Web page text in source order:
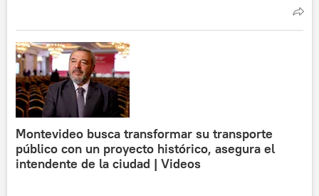
Montevideo busca transformar su transporte
público con un proyecto histórico, asegura el
intendente de la ciudad | Videos